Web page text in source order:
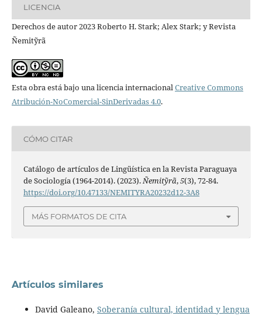
LICENCIA
Derechos de autor 2023 Roberto H. Stark; Alex Stark; y Revista
Ñemitỹrã
Esta obra está bajo una licencia internacionalCreative Commons
Atribución-NoComercial-SinDerivadas 4.0.
CÓMO CITAR
Catálogo de artículos de Lingüística en la Revista Paraguaya
de Sociología (1964-2014). (2023).Ñemitỹrã,5(3), 72-84.
https://doi.org/10.47133/NEMITYRA20232d12-3A8
MÁS FORMATOS DE CITA
Artículos similares
David Galeano, Soberanía cultural, identidad y lengua